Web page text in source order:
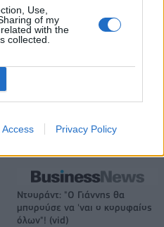
Use,
of my
with the
collected.
Access Privacy Policy
Ντουράντ: "Ο Γιάννης θα
μπορούσε να 'ναι ο κορυφαίος
όλων"! (vid)